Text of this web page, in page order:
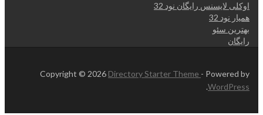
اوکلی لایسنس رایگان نود 32
همیار نود 32
بهترین سئو
رایگان
Copyright © 2026Directory Starter Theme - Powered by
WordPress
.